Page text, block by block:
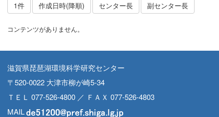
1件 作成日時(降順) センター長 副センター長
コンテンツがありません。
滋賀県琵琶湖環境科学研究センター
〒520-0022 大津市柳が崎5-34
ＴＥＬ 077-526-4800 ／ ＦＡＸ 077-526-4803
MAIL